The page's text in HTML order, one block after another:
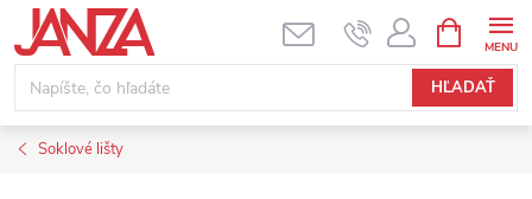
Prejsť na obsah
HĽADAŤ
Soklové lišty